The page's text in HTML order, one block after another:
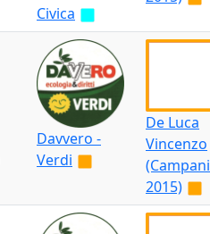
Civica
Davvero -
Verdi
De Luca
Vincenzo
2015)